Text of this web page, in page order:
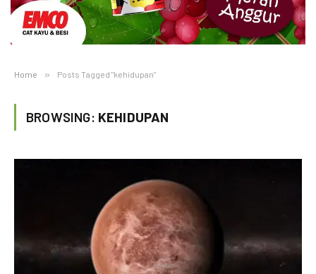
Home » Posts Tagged "kehidupan"
BROWSING: KEHIDUPAN